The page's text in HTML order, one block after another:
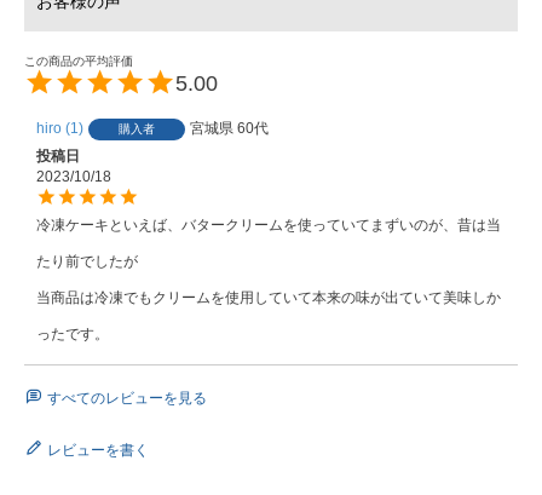
5.00
hiro 1 購入者 宮城県 60代
投稿日
2023/10/18
冷凍ケーキといえば、バタークリームを使っていてまずいのが、昔は当
たり前でしたが
当商品は冷凍でもクリームを使用していて本来の味が出ていて美味しか
ったです。
すべてのレビューを見る
レビューを書く